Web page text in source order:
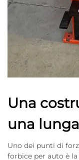
Una
una
Uno dei punti di
forbice per auto è